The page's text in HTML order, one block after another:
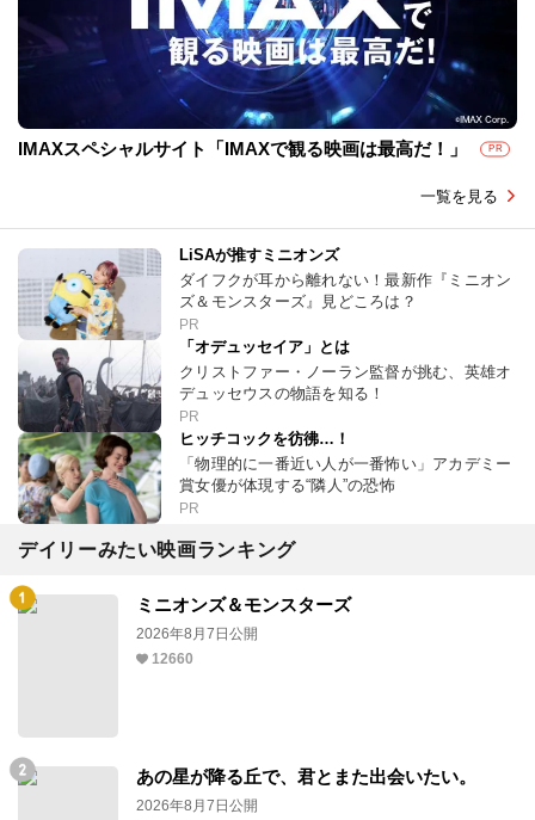
IMAXスペシャルサイト「IMAXで観る映画は最高だ！」 PR
一覧を見る
LiSAが推すミニオンズ
ダイフクが耳から離れない！最新作『ミニオン
ズ＆モンスターズ』見どころは？
PR
「オデュッセイア」とは
クリストファー・ノーラン監督が挑む、英雄オ
デュッセウスの物語を知る！
PR
ヒッチコックを彷彿…！
「物理的に一番近い人が一番怖い」アカデミー
賞女優が体現する“隣人”の恐怖
PR
デイリーみたい映画ランキング
ミニオンズ＆モンスターズ
2026年8月7日公開
12660
あの星が降る丘で、君とまた出会いたい。
2026年8月7日公開